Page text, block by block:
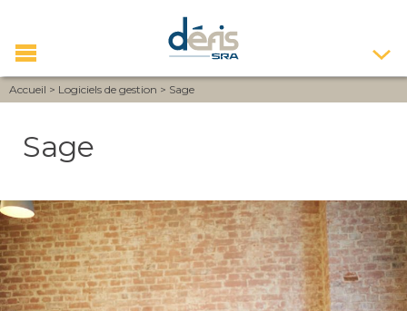
Accueil > Logiciels de gestion > Sage
Sage